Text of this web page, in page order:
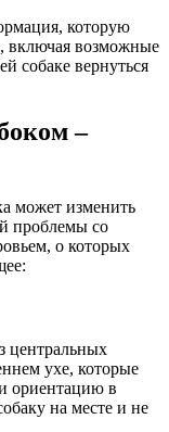
которую
включая возможные
собаке вернуться
–
может изменить
проблемы со
о которых
центральных
ухе, которые
ориентацию в
на месте и не